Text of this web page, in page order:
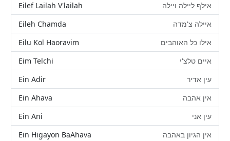
Eilef Lailah V'lailah
אילף ליילה ויילה
Eileh Chamda
איילה צ'מדה
Eilu Kol Haoravim
אילו כל האוהבים
Eim Telchi
איים טלצ'י
Ein Adir
עין אדיר
Ein Ahava
אין אהבה
Ein Ani
עין אני
Ein Higayon BaAhava
אין הגיון באהבה